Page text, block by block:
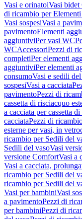
Vasi e orinatoiVasi bidet
di ricambio per
Vasi sospesiVasi a
pavimentoElementi
aggiuntiviPer vasi WC
WCAccessoriPezzi di
completiPer elementi
aggiuntiviPer elementi
consumoVasi e sedili
sospesiVasi a cacciata
pavimentoPezzi di
cassetta di risciacquo
a cacciata per cassetta
cacciataPezzi di
esterne per vasi, in
ricambio per Sedili del
Sedili del vasoVasi
versione ComfortVasi a
Vasi a cacciata,
ricambio per Sedili del
ricambio per Sedili del
Vasi per bambiniVasi
a pavimentoPezzi di
per bambiniPezzi di